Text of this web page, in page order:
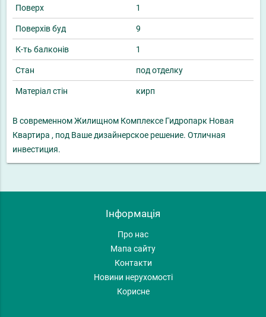
Поверх 1
Поверхів буд 9
К-ть балконів 1
Стан под отделку
Матеріал стін кирп
В современном Жилищном Комплексе Гидропарк Новая
Квартира , под Ваше дизайнерское решение. Отличная
инвестиция.
Інформація
Про нас
Мапа сайту
Контакти
Новини нерухомості
Корисне